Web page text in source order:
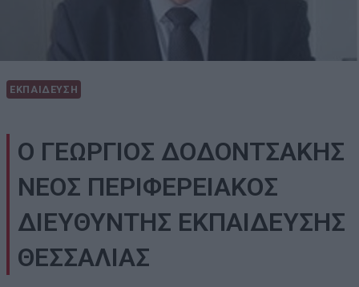
ΕΚΠΑΙΔΕΥΣΗ
Ο ΓΕΩΡΓΙΟΣ ΔΟΔΟΝΤΣΑΚΗΣ
ΝΕΟΣ ΠΕΡΙΦΕΡΕΙΑΚΟΣ
ΔΙΕΥΘΥΝΤΗΣ ΕΚΠΑΙΔΕΥΣΗΣ
ΘΕΣΣΑΛΙΑΣ